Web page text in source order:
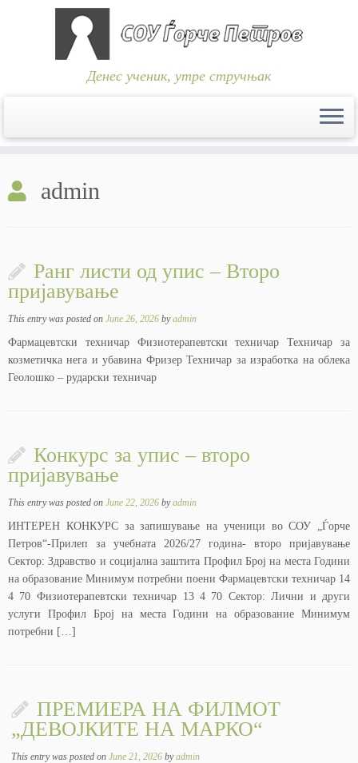
content
Денес ученик, утре стручњак
admin
Ранг листи од упис – Второ
пријавување
This entry was posted on June 26, 2026 byadmin
Фармацевтски техничар Физиотерапевтски техничар Техничар за
козметичка нега и убавина Фризер Техничар за изработка на облека
Геолошко – рударски техничар
Конкурс за упис – второ
пријавување
This entry was posted on June 22, 2026 byadmin
ИНТЕРЕН КОНКУРС за запишување на ученици во СОУ „Ѓорче
Петров“-Прилеп за учебната 2026/27 година- второ пријавување
Сектор: Здравство и социјална заштита Профил Број на места Години
на образование Минимум потребни поени Фармацевтски техничар 14
4 70 Физиотерапевтски техничар 13 4 70 Сектор: Лични и други
услуги Профил Број на места Години на образование Минимум
потребни […]
ПРЕМИЕРА НА ФИЛМОТ
„ДЕВОЈКИТЕ НА МАРКО“
This entry was posted onJune 21, 2026 byadmin